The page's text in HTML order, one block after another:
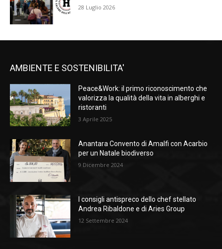
28 Luglio 2026
AMBIENTE E SOSTENIBILITA'
Peace&Work: il primo riconoscimento che
valorizza la qualità della vita in alberghi e
ristoranti
3 Aprile 2025
Anantara Convento di Amalfi con Acarbio
per un Natale biodiverso
9 Dicembre 2024
I consigli antispreco dello chef stellato
Andrea Ribaldone e di Aries Group
12 Settembre 2024